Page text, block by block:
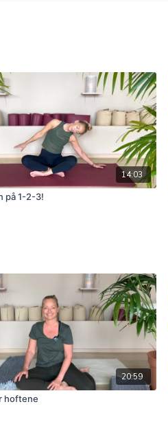
14:03
på 1-2-3!
20:59
hoftene